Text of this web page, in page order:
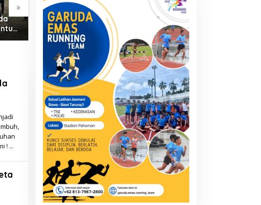
»
Pentingnya Pembentukan
Karakter Generasi di Era
VUCA
Transaksi Crypto Currency:
Siapkah Negara ini ?
!